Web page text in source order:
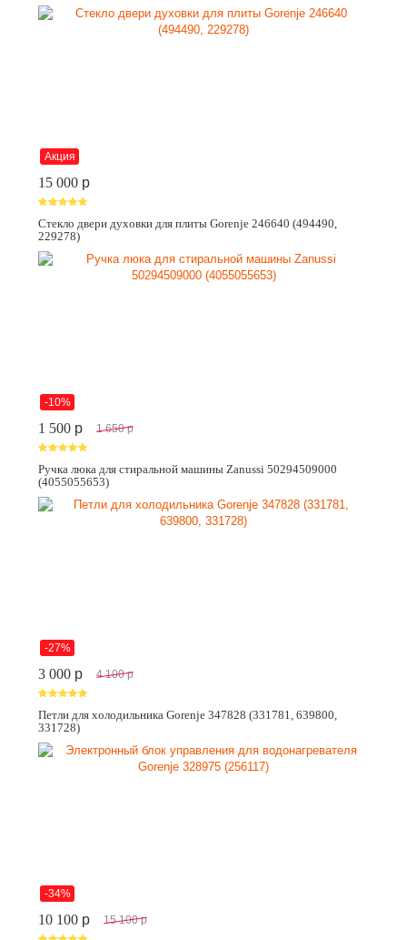
Акция
15 000 p
Стекло двери духовки для плиты Gorenje 246640 (494490,
229278)
-10%
1 500 p 1 650 p
Ручка люка для стиральной машины Zanussi 50294509000
(4055055653)
-27%
3 000 p 4 100 p
Петли для холодильника Gorenje 347828 (331781, 639800,
331728)
-34%
10 100 p 15 100 p